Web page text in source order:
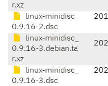
r.xz
linux-minidisc_
0.9.16-2.dsc
linux-minidisc_
0.9.16-3.debian.ta
r.xz
linux-minidisc_
0.9.16-3.dsc